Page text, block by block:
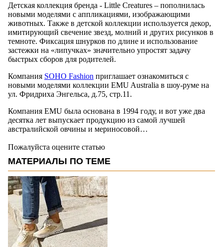
Детская коллекция бренда - Little Creatures – пополнилась
новыми моделями с аппликациями, изображающими
животных. Также в детской коллекции используется декор,
имитирующий свечение звезд, молний и других рисунков в
темноте. Фиксация шнурков по длине и использование
застежки на «липучках» значительно упростят задачу
быстрых сборов для родителей.
Компания SOHO Fashion приглашает ознакомиться с
новыми моделями коллекции EMU Australia в шоу-руме на
ул. Фридриха Энгельса, д.75, стр.11.
Компания EMU была основана в 1994 году, и вот уже два
десятка лет выпускает продукцию из самой лучшей
австралийской овчины и мериносовой…
Пожалуйста оцените статью
МАТЕРИАЛЫ ПО ТЕМЕ